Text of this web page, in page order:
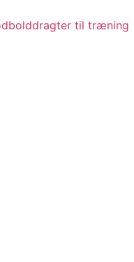
til træning